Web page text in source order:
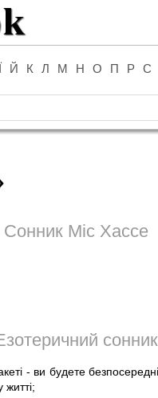
Ї Й К Л М Н О П Р С
Сонник Міс Хассе
сонник
- ви будете